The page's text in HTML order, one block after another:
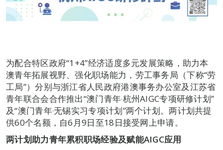
为配合特区政府“1+4”经济适度多元发展策略，助力本
澳青年拓展视野、强化职场能力，劳工事务局（下称“劳
工局”）分别与浙江省人民政府港澳事务办公室及江苏省
青年联合会合作推出“澳门青年‧杭州AIGC专项研修计划”
及“澳门青年‧无锡实习专项计划”两个计划。两计划共提
供60个名额，自6月9日至18日接受网上申请。
两计划助力青年累积职场经验及赋能AIGC应用